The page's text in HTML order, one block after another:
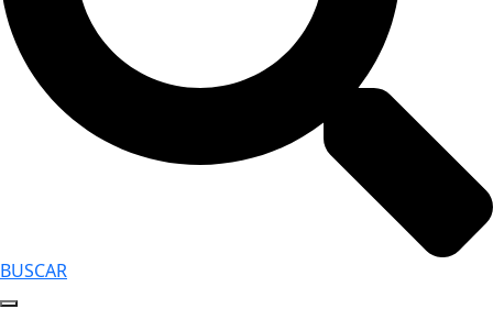
BUSCAR